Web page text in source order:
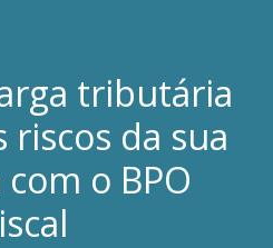
tributária
riscos da sua
o BPO